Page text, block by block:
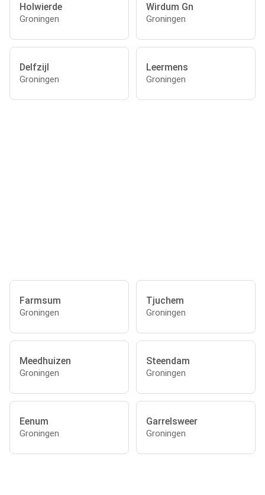
Holwierde
Groningen
Wirdum Gn
Groningen
Delfzijl
Groningen
Leermens
Groningen
Farmsum
Groningen
Tjuchem
Groningen
Meedhuizen
Groningen
Steendam
Groningen
Eenum
Groningen
Garrelsweer
Groningen